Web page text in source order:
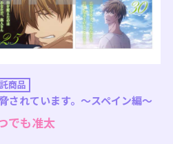
商品
されています。～スペイン編～
でも准太